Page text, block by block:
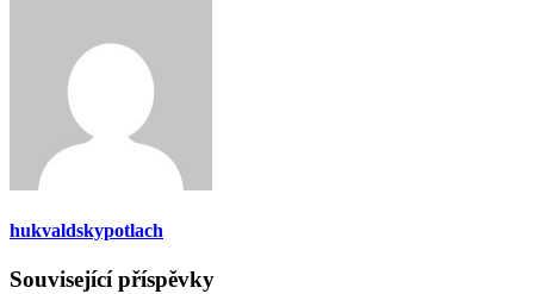
hukvaldskypotlach
Související příspěvky